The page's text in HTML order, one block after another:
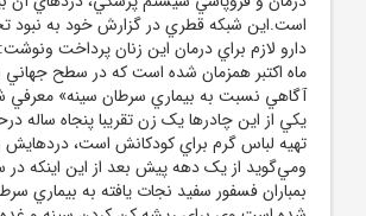
است.اين شبکه قطري در گزارش خود به نبود
دارو لازم براي درمان اين زنان پرداخت
ماه اکتبر همزمان شده است که در سطح جهاني
آگاهي نسبت به بيماري سرطان سينه»
يکي از اين چادرها يک زن تقريبا پنجاه ساله
تهيه لباس گرم براي کودکانش است، دردهايش
بمباران فسفور سفيد نجات يافته به بيماري